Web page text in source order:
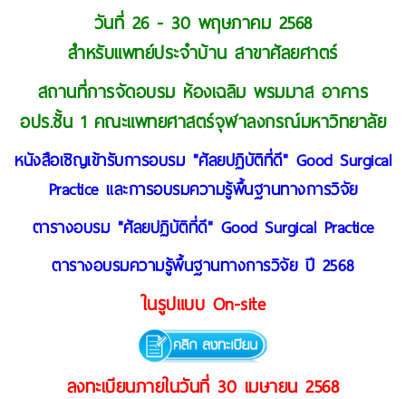
วันที่ 26 - 30 พฤษภาคม 2568
สำหรับแพทย์ประจำบ้าน สาขาศัลยศาตร์
สถานที่การจัดอบรม ห้องเฉลิม พรมมาส อาคาร
อปร.ชั้น 1 คณะแพทยศาสตร์จุฬาลงกรณ์มหาวิทยาลัย
หนังสือเชิญเข้ารับการอบรม "ศัลยปฏิบัติที่ดี" Good Surgical
Practice และการอบรมความรู้พื้นฐานทางการวิจัย
ตารางอบรม "ศัลยปฏิบัติที่ดี" Good Surgical Practice
ตารางอบรมความรู้พื้นฐานทางการวิจัย ปี 2568
ในรูปแบบ On-site
ลงทะเบียนภายในวันที่ 30 เมษายน 2568